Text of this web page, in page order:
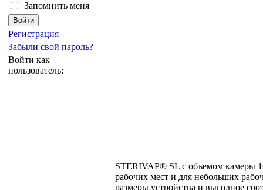
Запомнить меня
Регистрация
Забыли свой пароль?
Войти как
пользователь:
STERIVAP® SL с объемом камеры
рабочих мест и для небольших
размеры устройства и выгодное